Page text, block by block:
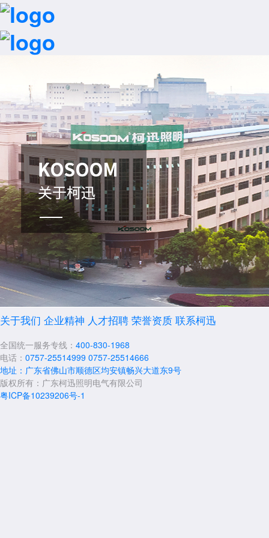
关于我们 企业精神 人才招聘 荣誉资质 联系柯迅
全国统一服务专线： 400-830-1968
电话： 0757-25514999 0757-25514666
地址：广东省佛山市顺德区均安镇畅兴大道东9号
版权所有：广东柯迅照明电气有限公司
粤ICP备10239206号-1
首页